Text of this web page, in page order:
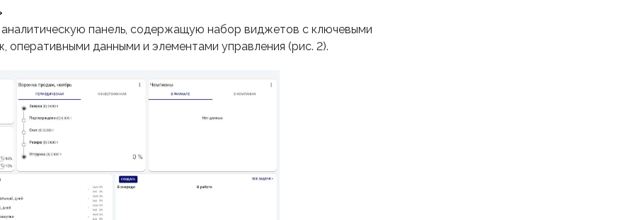
панель, содержащую набор виджетов с ключевыми
оперативными данными и элементами управления (рис. 2).